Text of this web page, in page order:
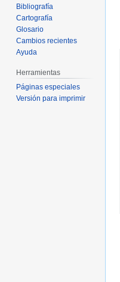
Bibliografía
Cartografía
Glosario
Cambios recientes
Ayuda
Herramientas
Páginas especiales
Versión para imprimir